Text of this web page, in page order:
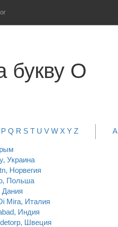
букву O
P Q R S T U V W X Y Z А
Украина
Норвегия
Польша
Дания
Mira, Италия
Индия
Швеция